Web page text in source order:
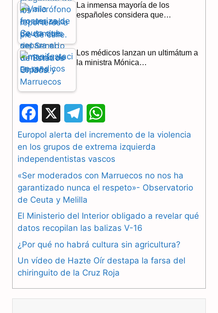
La inmensa mayoría de los
españoles considera que…
Los médicos lanzan un ultimátum a
la ministra Mónica…
a
c
b
o
o
k
e
g
r
a
m
h
a
s
p
p
Europol alerta del incremento de la violencia
en los grupos de extrema izquierda
independentistas vascos
«Ser moderados con Marruecos no nos ha
garantizado nunca el respeto»- Observatorio
de Ceuta y Melilla
El Ministerio del Interior obligado a revelar qué
datos recopilan las balizas V-16
¿Por qué no habrá cultura sin agricultura?
Un vídeo de Hazte Oír destapa la farsa del
chiringuito de la Cruz Roja